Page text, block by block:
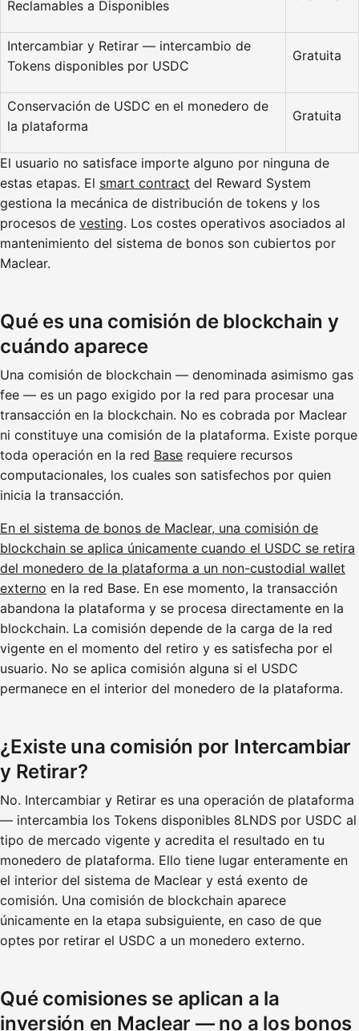
Reclamables a Disponibles
Intercambiar y Retirar — intercambio de
Tokens disponibles por USDC
Gratuita
Conservación de USDC en el monedero de
la plataforma
Gratuita
El usuario no satisface importe alguno por ninguna de
estas etapas. El smart contract del Reward System
gestiona la mecánica de distribución de tokens y los
procesos de vesting. Los costes operativos asociados al
mantenimiento del sistema de bonos son cubiertos por
Maclear.
Qué es una comisión de blockchain y
cuándo aparece
Una comisión de blockchain — denominada asimismo gas
fee — es un pago exigido por la red para procesar una
transacción en la blockchain. No es cobrada por Maclear
ni constituye una comisión de la plataforma. Existe porque
toda operación en la red Base requiere recursos
computacionales, los cuales son satisfechos por quien
inicia la transacción.
En el sistema de bonos de Maclear, una comisión de
blockchain se aplica únicamente cuando el USDC se retira
del monedero de la plataforma a un non-custodial wallet
externo en la red Base. En ese momento, la transacción
abandona la plataforma y se procesa directamente en la
blockchain. La comisión depende de la carga de la red
vigente en el momento del retiro y es satisfecha por el
usuario. No se aplica comisión alguna si el USDC
permanece en el interior del monedero de la plataforma.
¿Existe una comisión por Intercambiar
y Retirar?
No. Intercambiar y Retirar es una operación de plataforma
— intercambia los Tokens disponibles 8LNDS por USDC al
tipo de mercado vigente y acredita el resultado en tu
monedero de plataforma. Ello tiene lugar enteramente en
el interior del sistema de Maclear y está exento de
comisión. Una comisión de blockchain aparece
únicamente en la etapa subsiguiente, en caso de que
optes por retirar el USDC a un monedero externo.
Qué comisiones se aplican a la
inversión en Maclear — no a los bonos